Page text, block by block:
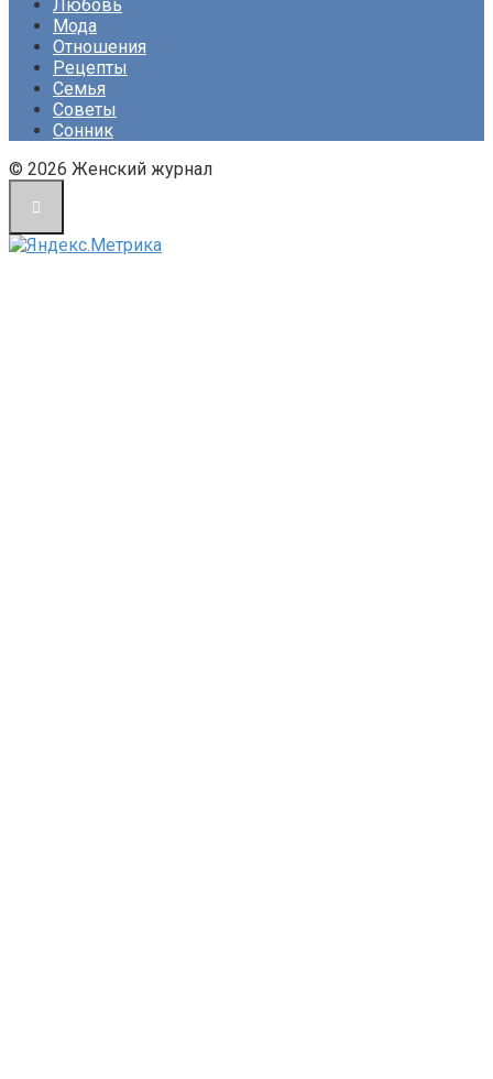
Любовь
Мода
Отношения
Рецепты
Семья
Советы
Сонник
© 2026 Женский журнал